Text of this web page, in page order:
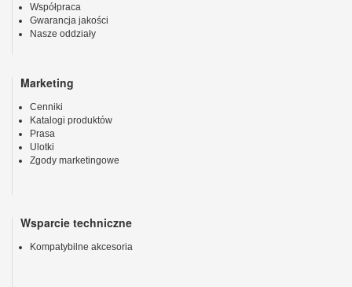
Współpraca
Gwarancja jakości
Nasze oddziały
Marketing
Cenniki
Katalogi produktów
Prasa
Ulotki
Zgody marketingowe
Wsparcie techniczne
Kompatybilne akcesoria